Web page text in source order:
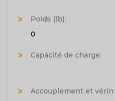
Poids (lb):
0
Capacité de charge:
Accouplement et vérin: